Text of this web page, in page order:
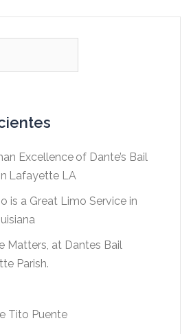
Excellence of Dante’s Bail
Lafayette LA
is a Great Limo Service in
Matters, at Dantes Bail
Parish.
Tito Puente